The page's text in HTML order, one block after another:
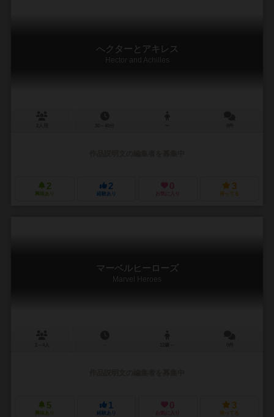
へクターとアキレス
Hector and Achilles
2
興味あり
2
経験あり
0
お気に入り
3
持ってる
マーベルヒーローズ
Marvel Heroes
5
興味あり
1
経験あり
0
お気に入り
3
持ってる